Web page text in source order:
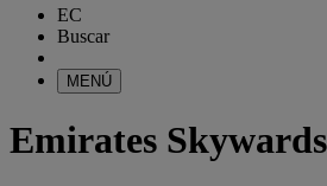
EC
Buscar
MENÚ
Emirates Skywards